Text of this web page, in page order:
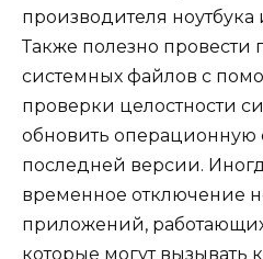
производителя
Также полезно провести
системных файлов с
проверки целостности
обновить операционную
последней версии.
временное отключение
приложений,
которые могут вызывать